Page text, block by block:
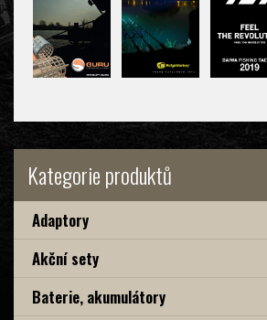
Kategorie produktů
Adaptory
Akční sety
Baterie, akumulátory